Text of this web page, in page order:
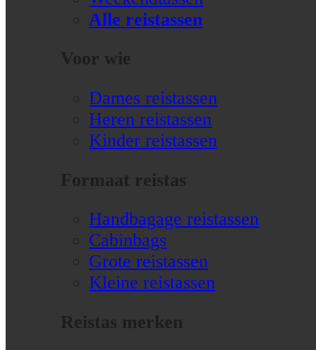
Alle reistassen
Voor wie
Dames reistassen
Heren reistassen
Kinder reistassen
Formaat reistas
Handbagage reistassen
Cabinbags
Grote reistassen
Kleine reistassen
Reistas merken